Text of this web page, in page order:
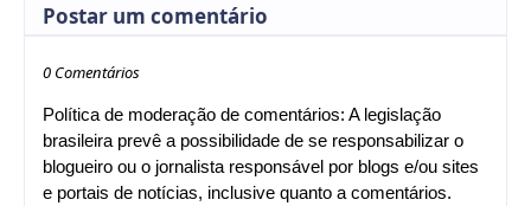
Postar um comentário
0 Comentários
Política de moderação de comentários: A legislação
brasileira prevê a possibilidade de se responsabilizar o
blogueiro ou o jornalista responsável por blogs e/ou sites
e portais de notícias, inclusive quanto a comentários.